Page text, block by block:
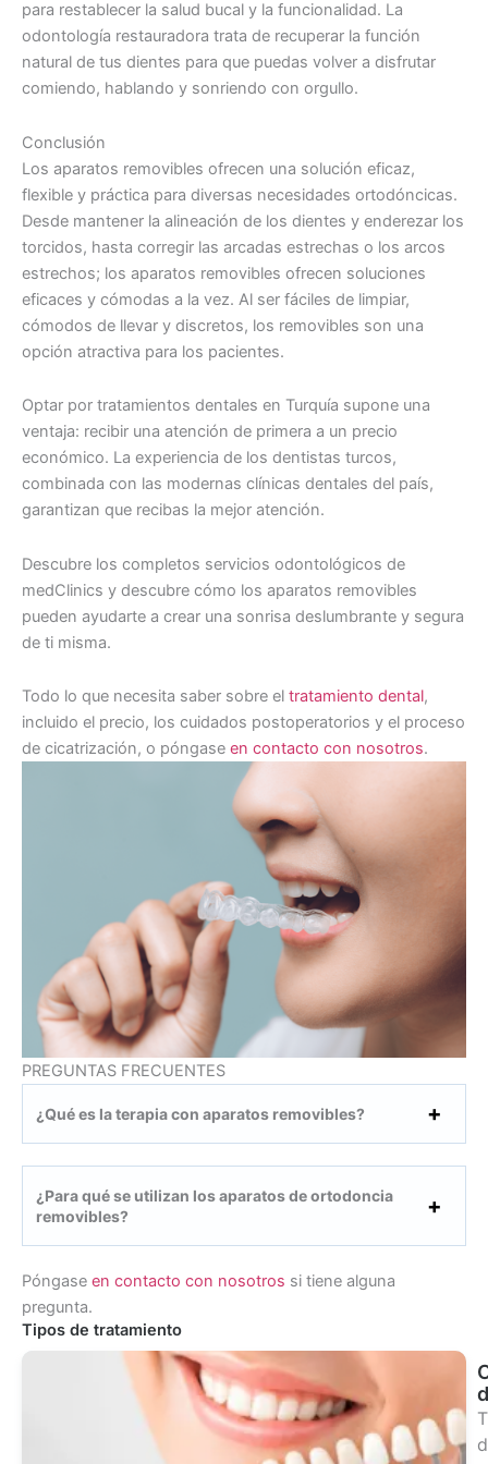
para restablecer la salud bucal y la funcionalidad. La
odontología restauradora trata de recuperar la función
natural de tus dientes para que puedas volver a disfrutar
comiendo, hablando y sonriendo con orgullo.
Conclusión
Los aparatos removibles ofrecen una solución eficaz,
flexible y práctica para diversas necesidades ortodóncicas.
Desde mantener la alineación de los dientes y enderezar los
torcidos, hasta corregir las arcadas estrechas o los arcos
estrechos; los aparatos removibles ofrecen soluciones
eficaces y cómodas a la vez. Al ser fáciles de limpiar,
cómodos de llevar y discretos, los removibles son una
opción atractiva para los pacientes.
Optar por tratamientos dentales en Turquía supone una
ventaja: recibir una atención de primera a un precio
económico. La experiencia de los dentistas turcos,
combinada con las modernas clínicas dentales del país,
garantizan que recibas la mejor atención.
Descubre los completos servicios odontológicos de
medClinics y descubre cómo los aparatos removibles
pueden ayudarte a crear una sonrisa deslumbrante y segura
de ti misma.
Todo lo que necesita saber sobre el tratamiento dental,
incluido el precio, los cuidados postoperatorios y el proceso
de cicatrización, o póngase en contacto con nosotros.
PREGUNTAS FRECUENTES
¿Qué es la terapia con aparatos removibles?
¿Para qué se utilizan los aparatos de ortodoncia
removibles?
Póngase en contacto con nosotros si tiene alguna
pregunta.
Tipos de tratamiento